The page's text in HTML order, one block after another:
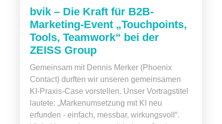
bvik – Die Kraft für B2B-
Marketing-Event „Touchpoints,
Tools, Teamwork“ bei der
ZEISS Group
Gemeinsam mit Dennis Merker (Phoenix
Contact) durften wir unseren gemeinsamen
KI-Praxis-Case vorstellen. Unser Vortragstitel
lautete: „Markenumsetzung mit KI neu
erfunden - einfach, messbar, wirkungsvoll“.